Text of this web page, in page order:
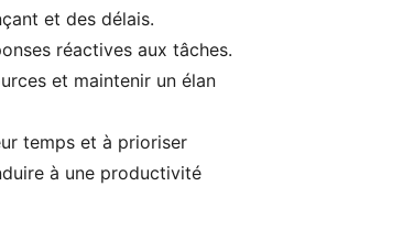
et des délais.
réactives aux tâches.
et maintenir un élan
temps et à prioriser
à une productivité